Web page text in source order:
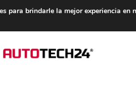
ENTREGA desde
para brindarle la mejor experiencia en